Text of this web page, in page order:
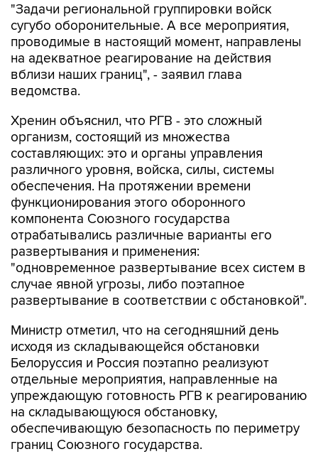
"Задачи региональной группировки войск
сугубо оборонительные. А все мероприятия,
проводимые в настоящий момент, направлены
на адекватное реагирование на действия
вблизи наших границ", - заявил глава
ведомства.
Хренин объяснил, что РГВ - это сложный
организм, состоящий из множества
составляющих: это и органы управления
различного уровня, войска, силы, системы
обеспечения. На протяжении времени
функционирования этого оборонного
компонента Союзного государства
отрабатывались различные варианты его
развертывания и применения:
"одновременное развертывание всех систем в
случае явной угрозы, либо поэтапное
развертывание в соответствии с обстановкой".
Министр отметил, что на сегодняшний день
исходя из складывающейся обстановки
Белоруссия и Россия поэтапно реализуют
отдельные мероприятия, направленные на
упреждающую готовность РГВ к реагированию
на складывающуюся обстановку,
обеспечивающую безопасность по периметру
границ Союзного государства.